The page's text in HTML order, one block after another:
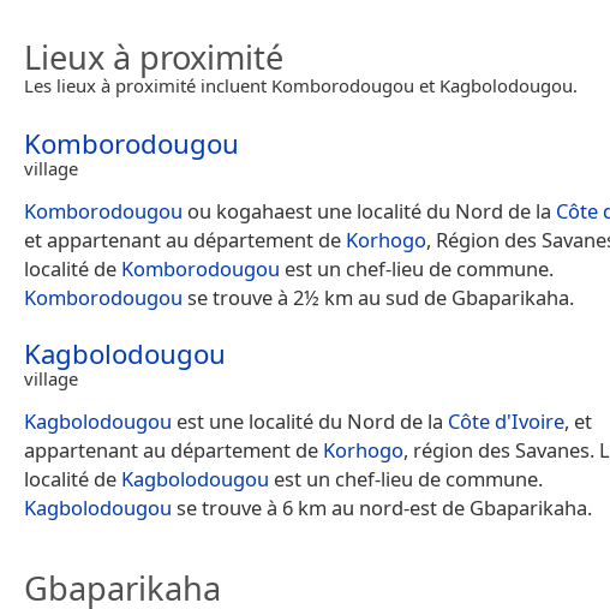
Lieux à proximité
Les lieux à proximité incluent Komborodougou et Kagbolodougou.
Komborodougou
village
Komborodougou ou kogahaest une localité du Nord de la Côte
et appartenant au département de Korhogo, Région des
localité de Komborodougou est un chef-lieu de commune.
Komborodougou se trouve à 2½ km au sud de Gbaparikaha.
Kagbolodougou
village
Kagbolodougou est une localité du Nord de la Côte d'Ivoire, et
appartenant au département de Korhogo, région des Savanes.
localité de Kagbolodougou est un chef-lieu de commune.
Kagbolodougou se trouve à 6 km au nord-est de Gbaparikaha.
Gbaparikaha